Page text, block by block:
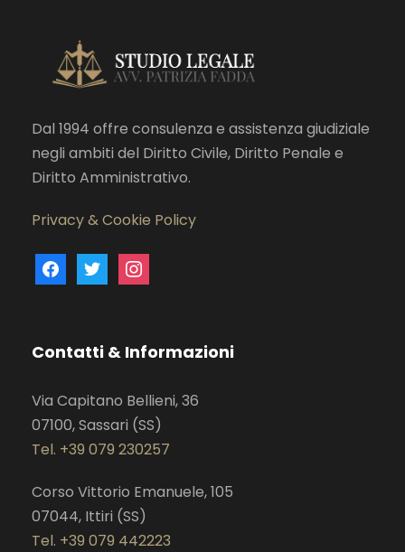
Dal 1994 offre consulenza e assistenza giudiziale
negli ambiti del Diritto Civile, Diritto Penale e
Diritto Amministrativo.
Privacy & Cookie Policy
a
b
o
k
w
t
r
n
a
r
a
m
Contatti & Informazioni
Via Capitano Bellieni, 36
07100, Sassari (SS)
Tel. +39 079 230257
Corso Vittorio Emanuele, 105
07044, Ittiri (SS)
Tel. +39 079 442223